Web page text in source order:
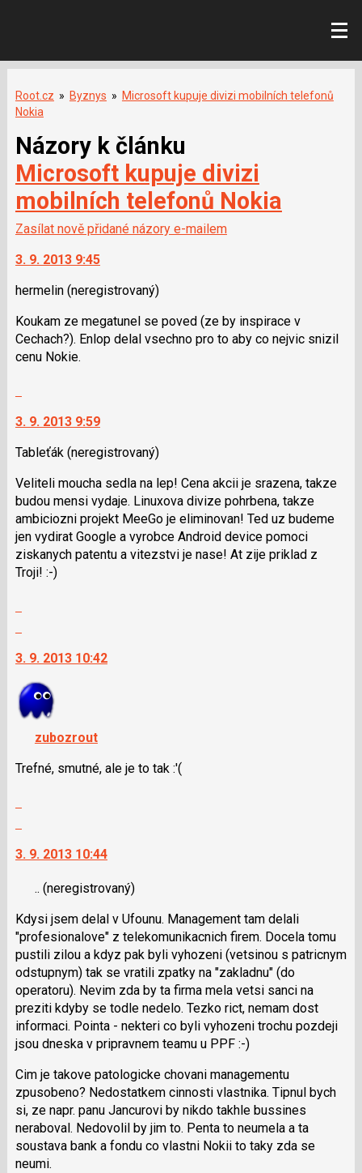
Root.cz » Byznys » Microsoft kupuje divizi mobilních telefonů
Nokia
Názory k článku
Microsoft kupuje divizi
mobilních telefonů Nokia
Zasílat nově přidané názory e-mailem
3. 9. 2013 9:45
hermelin (neregistrovaný)
Koukam ze megatunel se poved (ze by inspirace v
Cechach?). Enlop delal vsechno pro to aby co nejvic snizil
cenu Nokie.
další
názor.
K
lze
použít
klávesy
P
předchozí
nový
3. 9. 2013 9:59
Tableťák (neregistrovaný)
Veliteli moucha sedla na lep! Cena akcii je srazena, takze
budou mensi vydaje. Linuxova divize pohrbena, takze
ambiciozni projekt MeeGo je eliminovan! Ted uz budeme
jen vydirat Google a vyrobce Android device pomoci
ziskanych patentu a vitezstvi je nase! At zije priklad z
Troji! :-)
další
názor.
K
navigaci
lze
použít
následující
P
předchozí
nový
názor
3. 9. 2013 10:42
zubozrout
Trefné, smutné, ale je to tak :'(
další
názor.
navigaci
lze
použít
i
klávesy
N
pro
následující
a
P
pro
předchozí
nový
názor
3. 9. 2013 10:44
.. (neregistrovaný)
Kdysi jsem delal v Ufounu. Management tam delali
"profesionalove" z telekomunikacnich firem. Docela tomu
pustili zilou a kdyz pak byli vyhozeni (vetsinou s patricnym
odstupnym) tak se vratili zpatky na "zakladnu" (do
operatoru). Nevim zda by ta firma mela vetsi sanci na
preziti kdyby se todle nedelo. Tezko rict, nemam dost
informaci. Pointa - nekteri co byli vyhozeni trochu pozdeji
jsou dneska v pripravnem teamu u PPF :-)
Cim je takove patologicke chovani managementu
zpusobeno? Nedostatkem cinnosti vlastnika. Tipnul bych
si, ze napr. panu Jancurovi by nikdo takhle bussines
neraboval. Nedovolil by jim to. Penta to neumela a ta
soustava bank a fondu co vlastni Nokii to taky zda se
neumi.